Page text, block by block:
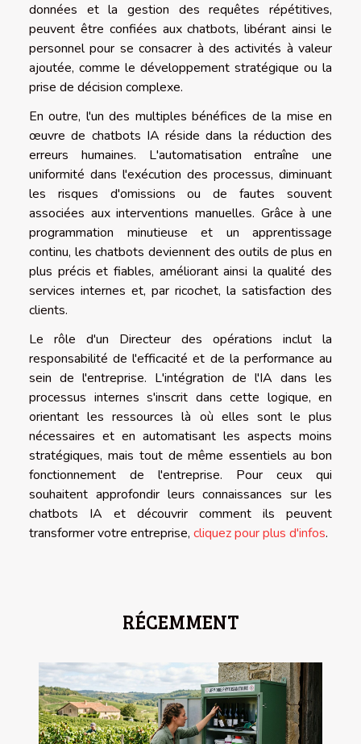
données et la gestion des requêtes répétitives,
peuvent être confiées aux chatbots, libérant ainsi le
personnel pour se consacrer à des activités à valeur
ajoutée, comme le développement stratégique ou la
prise de décision complexe.
En outre, l'un des multiples bénéfices de la mise en
œuvre de chatbots IA réside dans la réduction des
erreurs humaines. L'automatisation entraîne une
uniformité dans l'exécution des processus, diminuant
les risques d'omissions ou de fautes souvent
associées aux interventions manuelles. Grâce à une
programmation minutieuse et un apprentissage
continu, les chatbots deviennent des outils de plus en
plus précis et fiables, améliorant ainsi la qualité des
services internes et, par ricochet, la satisfaction des
clients.
Le rôle d'un Directeur des opérations inclut la
responsabilité de l'efficacité et de la performance au
sein de l'entreprise. L'intégration de l'IA dans les
processus internes s'inscrit dans cette logique, en
orientant les ressources là où elles sont le plus
nécessaires et en automatisant les aspects moins
stratégiques, mais tout de même essentiels au bon
fonctionnement de l'entreprise. Pour ceux qui
souhaitent approfondir leurs connaissances sur les
chatbots IA et découvrir comment ils peuvent
transformer votre entreprise, cliquez pour plus d'infos.
RÉCEMMENT